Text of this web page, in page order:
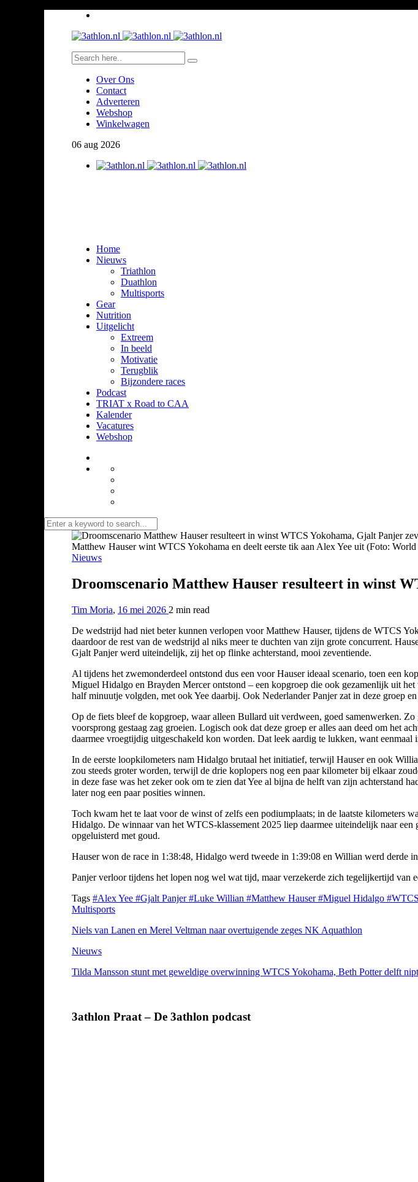
Over Ons
Contact
Adverteren
Webshop
Winkelwagen
06 aug 2026
Home
Nieuws
Triathlon
Duathlon
Multisports
Gear
Nutrition
Uitgelicht
Extreem
In beeld
Motivatie
Terugblik
Bijzondere races
Podcast
TRIAT x Road to CAA
Kalender
Vacatures
Webshop
Matthew Hauser wint WTCS Yokohama en deelt eerste tik aan Alex Yee uit (Foto:
Nieuws
Droomscenario Matthew Hauser resulteert in winst
Tim Moria, 16 mei 2026 2 min read
De wedstrijd had niet beter kunnen verlopen voor Matthew Hauser, tijdens de WTCS
daardoor de rest van de wedstrijd al niks meer te duchten van zijn grote concurrent.
Gjalt Panjer werd uiteindelijk, zij het op flinke achterstand, mooi zeventiende.
Al tijdens het zwemonderdeel ontstond dus een voor Hauser ideaal scenario, toen een
Miguel Hidalgo en Brayden Mercer ontstond – een kopgroep die ook gezamenlijk uit het
half minuutje volgden, met ook Yee daarbij. Ook Nederlander Panjer zat in deze groep
Op de fiets bleef de kopgroep, waar alleen Bullard uit verdween, goed samenwerken.
voorsprong gestaag zag groeien. Logisch ook dat deze groep er alles aan deed om het
daarmee vroegtijdig uitgeschakeld kon worden. Dat leek aardig te lukken, want
In de eerste loopkilometers nam Hidalgo brutaal het initiatief, terwijl Hauser en ook
zou steeds groter worden, terwijl de drie koplopers nog een paar kilometer bij elkaar
in deze fase was het zeker ook om te zien dat Yee al bijna de helft van zijn achterstand
later nog een paar posities winnen.
Toch kwam het te laat voor de winst of zelfs een podiumplaats; in de laatste kilometers
Hidalgo. De winnaar van het WTCS-klassement 2025 liep daarmee uiteindelijk naar
opgeluisterd met goud.
Hauser won de race in 1:38:48, Hidalgo werd tweede in 1:39:08 en Willian werd derde
Panjer verloor tijdens het lopen nog wel wat tijd, maar verzekerde zich tegelijkertijd van
Tags #Alex Yee #Gjalt Panjer#Luke Willian #Matthew Hauser#Miguel Hidalgo
Multisports
Niels van Lanen en Merel Veltman naar overtuigende zeges NK Aquathlon
Nieuws
Tilda Mansson stunt met geweldige overwinning WTCS Yokohama, Beth Potter delft
3athlon Praat – De 3athlon podcast